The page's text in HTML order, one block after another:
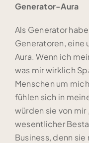
Generator-Aura
Als Generator
Generatoren,
Aura. Wenn ich
was mir wirklich
Menschen um
fühlen sich in
würden sie von mir
wesentlicher
Business, denn